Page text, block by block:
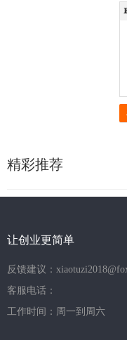
精彩推荐
让创业更简单
反馈建议：
客服电话：
工作时间：周一到周六